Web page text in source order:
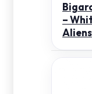
–
Aliens